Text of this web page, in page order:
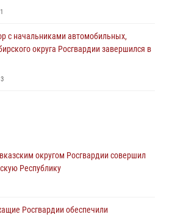
1
с начальниками автомобильных,
округа Росгвардии завершился в
3
Всероссийское совещание-
вневедомственной охраны
1
округом Росгвардии совершил
Республику
Росгвардии обеспечили